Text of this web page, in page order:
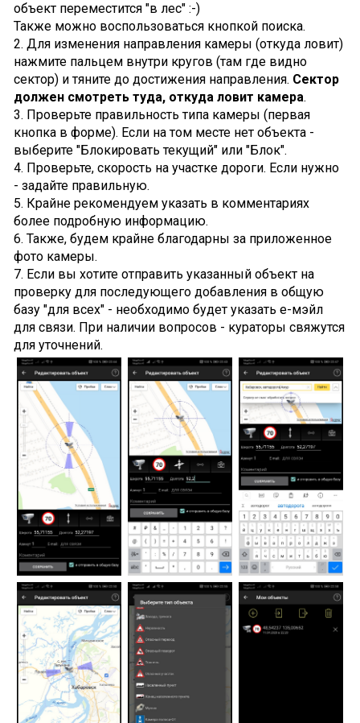
объект переместится "в лес" :-)
Также можно воспользоваться кнопкой поиска.
2. Для изменения направления камеры (откуда ловит)
нажмите пальцем внутри кругов (там где видно
сектор) и тяните до достижения направления. Сектор
должен смотреть туда, откуда ловит камера.
3. Проверьте правильность типа камеры (первая
кнопка в форме). Если на том месте нет объекта -
выберите "Блокировать текущий" или "Блок".
4. Проверьте, скорость на участке дороги. Если нужно
- задайте правильную.
5. Крайне рекомендуем указать в комментариях
более подробную информацию.
6. Также, будем крайне благодарны за приложенное
фото камеры.
7. Если вы хотите отправить указанный объект на
проверку для последующего добавления в общую
базу "для всех" - необходимо будет указать е-мэйл
для связи. При наличии вопросов - кураторы свяжутся
для уточнений.